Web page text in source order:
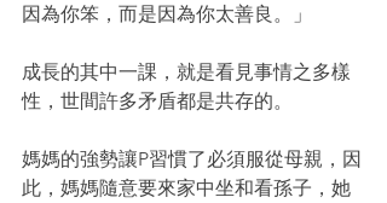
因為你笨，而是因為你太善良。」
成長的其中一課，就是看見事情之多樣
性，世間許多矛盾都是共存的。
媽媽的強勢讓P習慣了必須服從母親，因
此，媽媽隨意要來家中坐和看孫子，她